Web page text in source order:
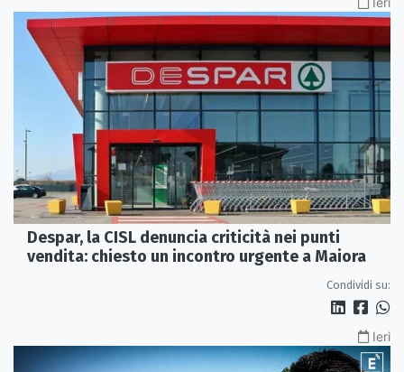
Despar, la CISL denuncia criticità nei punti
vendita: chiesto un incontro urgente a Maiora
Condividi su:
Ieri